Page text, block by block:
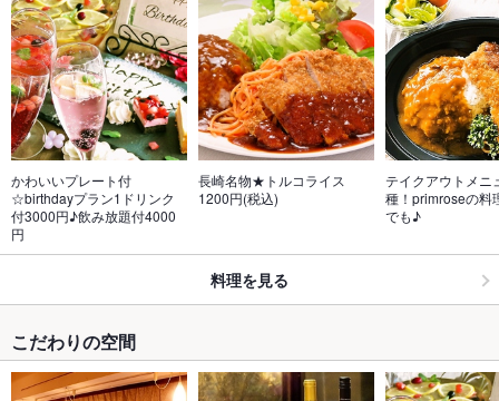
かわいいプレート付
☆birthdayプラン1ドリンク
付3000円♪飲み放題付4000
円
長崎名物★トルコライス
1200円(税込)
テイクアウトメニ
種！primroseの料
でも♪
料理を見る
こだわりの空間